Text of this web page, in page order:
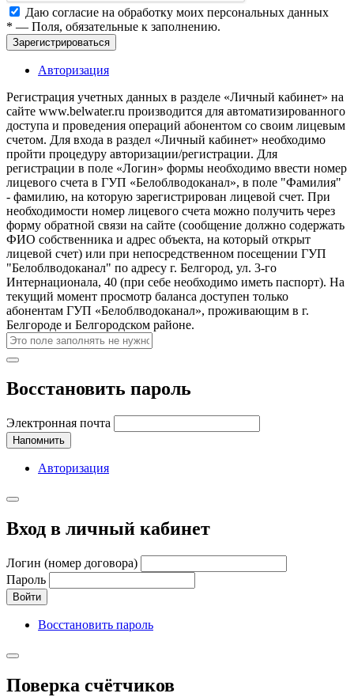
Даю согласие на обработку моих персональных данных
* — Поля, обязательные к заполнению.
Зарегистрироваться
Авторизация
Регистрация учетных данных в разделе «Личный кабинет» на
сайте www.belwater.ru производится для автоматизированного
доступа и проведения операций абонентом со своим лицевым
счетом. Для входа в раздел «Личный кабинет» необходимо
пройти процедуру авторизации/регистрации. Для
регистрации в поле «Логин» формы необходимо ввести номер
лицевого счета в ГУП «Белоблводоканал», в поле "Фамилия"
- фамилию, на которую зарегистрирован лицевой счет. При
необходимости номер лицевого счета можно получить через
форму обратной связи на сайте (сообщение должно содержать
ФИО собственника и адрес объекта, на который открыт
лицевой счет) или при непосредственном посещении ГУП
"Белоблводоканал" по адресу г. Белгород, ул. 3-го
Интернационала, 40 (при себе необходимо иметь паспорт). На
текущий момент просмотр баланса доступен только
абонентам ГУП «Белоблводоканал», проживающим в г.
Белгороде и Белгородском районе.
Восстановить пароль
Электронная почта
Напомнить
Авторизация
Вход в личный кабинет
Логин (номер договора)
Пароль
Войти
Восстановить пароль
Поверка счётчиков